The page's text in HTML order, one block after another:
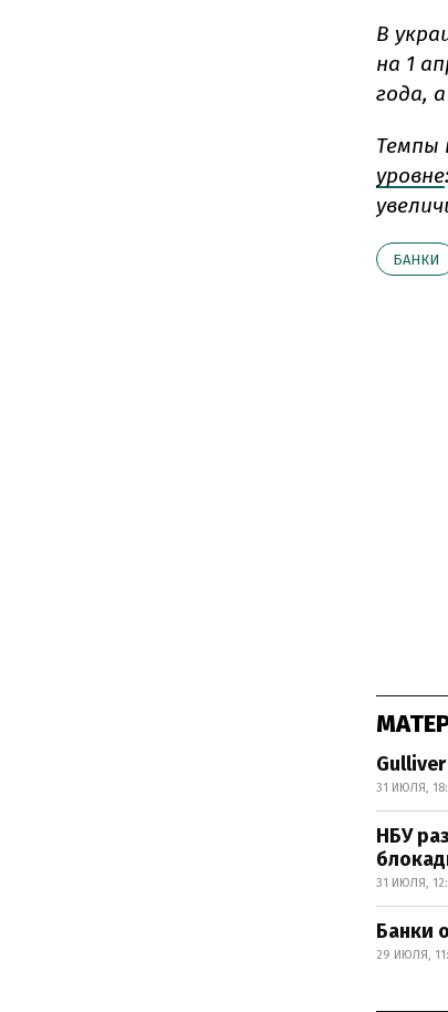
В
на 1
года,
Темпы
уровне
БАНКИ
31 ИЮЛЯ,
НБУ
31 ИЮЛЯ,
Банки
29 ИЮЛЯ,